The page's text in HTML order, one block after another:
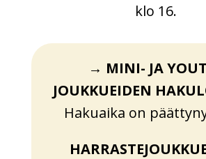
klo 16.
→ MINI- JA
JOUKKUEIDEN
Hakuaika on